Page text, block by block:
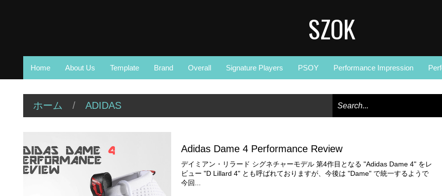
SZOK
Home About Us Template Brand Overall Signature Players PSOY Performance Impression
ホーム / ADIDAS
Adidas Dame 4 Performance Review
デイミアン・リラード シグネチャーモデル 第4作目となる "Adidas Dame 4" をレ
ビュー "D Lillard 4" とも呼ばれておりますが、今後は "Dame" で統一するようで
今回...